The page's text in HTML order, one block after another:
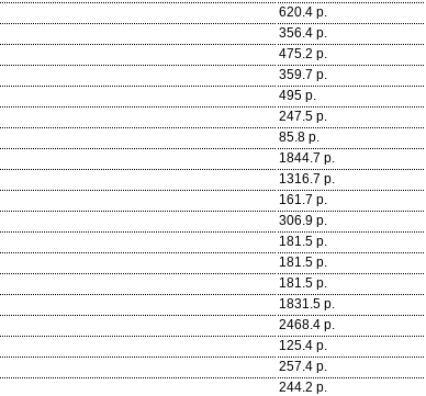
620.4 р.
356.4 р.
475.2 р.
359.7 р.
495 р.
247.5 р.
85.8 р.
1844.7 р.
1316.7 р.
161.7 р.
306.9 р.
181.5 р.
181.5 р.
181.5 р.
1831.5 р.
2468.4 р.
125.4 р.
257.4 р.
244.2 р.